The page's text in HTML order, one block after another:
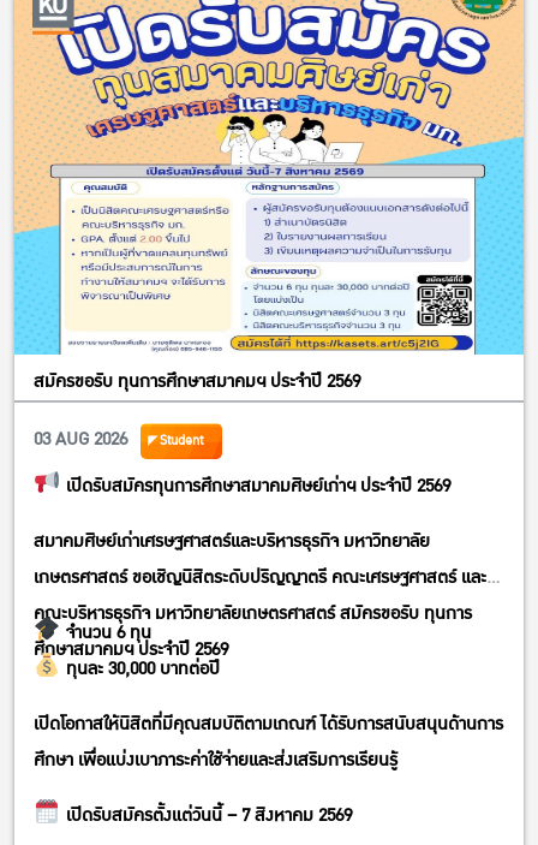
สมัครขอรับ ทุนการศึกษาสมาคมฯ ประจำปี 2569
03 AUG 2026
Student
เปิดรับสมัครทุนการศึกษาสมาคมศิษย์เก่าฯ ประจำปี 2569
สมาคมศิษย์เก่าเศรษฐศาสตร์และบริหารธุรกิจ มหาวิทยาลัย
เกษตรศาสตร์ ขอเชิญนิสิตระดับปริญญาตรี คณะเศรษฐศาสตร์ และ
คณะบริหารธุรกิจ มหาวิทยาลัยเกษตรศาสตร์ สมัครขอรับ ทุนการ
ศึกษาสมาคมฯ ประจำปี 2569
จำนวน 6 ทุน
ทุนละ 30,000 บาทต่อปี
เปิดโอกาสให้นิสิตที่มีคุณสมบัติตามเกณฑ์ ได้รับการสนับสนุนด้านการ
ศึกษา เพื่อแบ่งเบาภาระค่าใช้จ่ายและส่งเสริมการเรียนรู้
เปิดรับสมัครตั้งแต่วันนี้ – 7 สิงหาคม 2569